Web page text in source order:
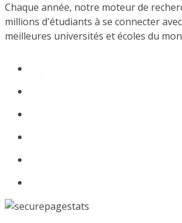
Chaque année, notre moteur de
millions d'étudiants à se connecter
meilleures universités et écoles du